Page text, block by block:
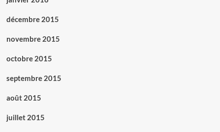
décembre 2015
novembre 2015
octobre 2015
septembre 2015
août 2015
juillet 2015